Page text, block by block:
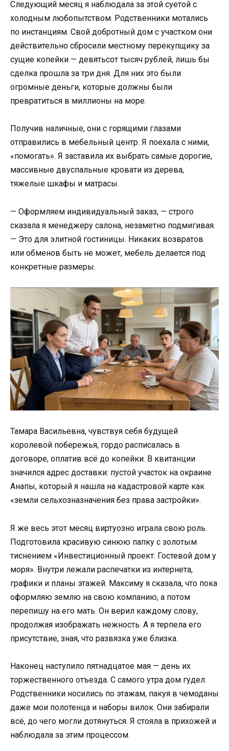
Следующий месяц я наблюдала за этой суетой с
холодным любопытством. Родственники мотались
по инстанциям. Свой добротный дом с участком они
действительно сбросили местному перекупщику за
сущие копейки — девятьсот тысяч рублей, лишь бы
сделка прошла за три дня. Для них это были
огромные деньги, которые должны были
превратиться в миллионы на море.
Получив наличные, они с горящими глазами
отправились в мебельный центр. Я поехала с ними,
«помогать». Я заставила их выбрать самые дорогие,
массивные двуспальные кровати из дерева,
тяжелые шкафы и матрасы.
— Оформляем индивидуальный заказ, — строго
сказала я менеджеру салона, незаметно подмигивая.
— Это для элитной гостиницы. Никаких возвратов
или обменов быть не может, мебель делается под
конкретные размеры.
Тамара Васильевна, чувствуя себя будущей
королевой побережья, гордо расписалась в
договоре, оплатив всё до копейки. В квитанции
значился адрес доставки: пустой участок на окраине
Анапы, который я нашла на кадастровой карте как
«земли сельхозназначения без права застройки».
Я же весь этот месяц виртуозно играла свою роль.
Подготовила красивую синюю папку с золотым
тиснением «Инвестиционный проект: Гостевой дом у
моря». Внутри лежали распечатки из интернета,
графики и планы этажей. Максиму я сказала, что пока
оформляю землю на свою компанию, а потом
перепишу на его мать. Он верил каждому слову,
продолжая изображать нежность. А я терпела его
присутствие, зная, что развязка уже близка.
Наконец наступило пятнадцатое мая — день их
торжественного отъезда. С самого утра дом гудел.
Родственники носились по этажам, пакуя в чемоданы
даже мои полотенца и наборы вилок. Они забирали
всё, до чего могли дотянуться. Я стояла в прихожей и
наблюдала за этим процессом.